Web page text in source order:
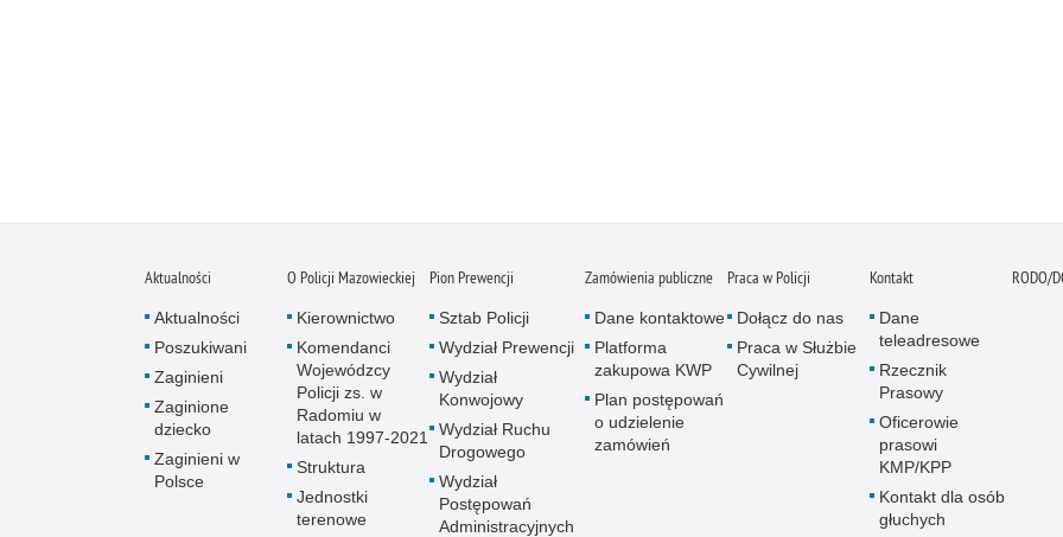
Aktualności
Aktualności
Poszukiwani
Zaginieni
Zaginione
dziecko
Zaginieni w
Polsce
O Policji Mazowieckiej
Kierownictwo
Komendanci
Wojewódzcy
Policji zs. w
Radomiu w
latach 1997-2021
Struktura
Jednostki
terenowe
Pion Prewencji
Sztab Policji
Wydział Prewencji
Wydział
Konwojowy
Wydział Ruchu
Drogowego
Wydział
Postępowań
Administracyjnych
Zamówienia publiczne
Dane kontaktowe
Platforma
zakupowa KWP
Plan postępowań
o udzielenie
zamówień
Praca w Policji
Dołącz do nas
Praca w Służbie
Cywilnej
Kontakt
Dane
teleadresowe
Rzecznik
Prasowy
Oficerowie
prasowi
KMP/KPP
Kontakt dla osób
głuchych
RODO/